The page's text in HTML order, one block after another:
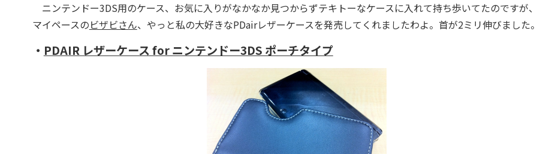
ニンテンドー3DS用のケース、お気に入りがなかなか見つからずテキトーなケースに入れて持ち歩いてたのですが
マイペースのビザビさん、やっと私の大好きなPDairレザーケースを発売してくれましたわよ。首が2ミリ伸びました
・ PDAIR レザーケース for ニンテンドー3DS ポーチタイプ